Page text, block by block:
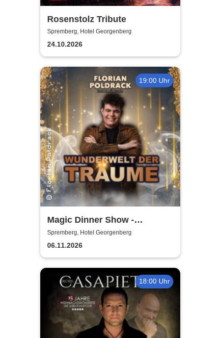
Rosenstolz Tribute
Spremberg, Hotel Georgenberg
24.10.2026
19:00 Uhr
Magic Dinner Show -
WUNDERWELT DER TRÄUME
| Florian Poldrack
Zauberkunst
Spremberg, Hotel Georgenberg
06.11.2026
18:00 Uhr